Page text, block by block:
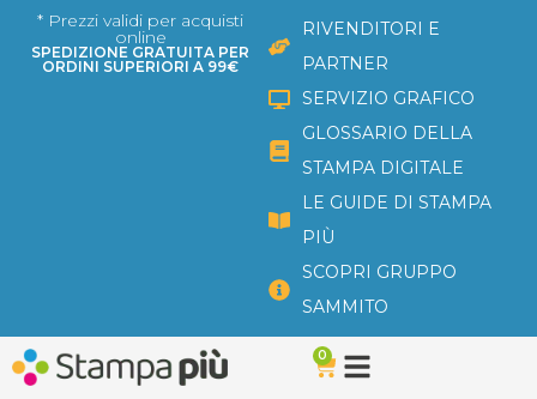
* Prezzi validi per acquisti
online
SPEDIZIONE GRATUITA PER
ORDINI SUPERIORI A 99€
RIVENDITORI E
PARTNER
SERVIZIO GRAFICO
GLOSSARIO DELLA
STAMPA DIGITALE
LE GUIDE DI STAMPA
PIÙ
SCOPRI GRUPPO
SAMMITO
0
Carrello